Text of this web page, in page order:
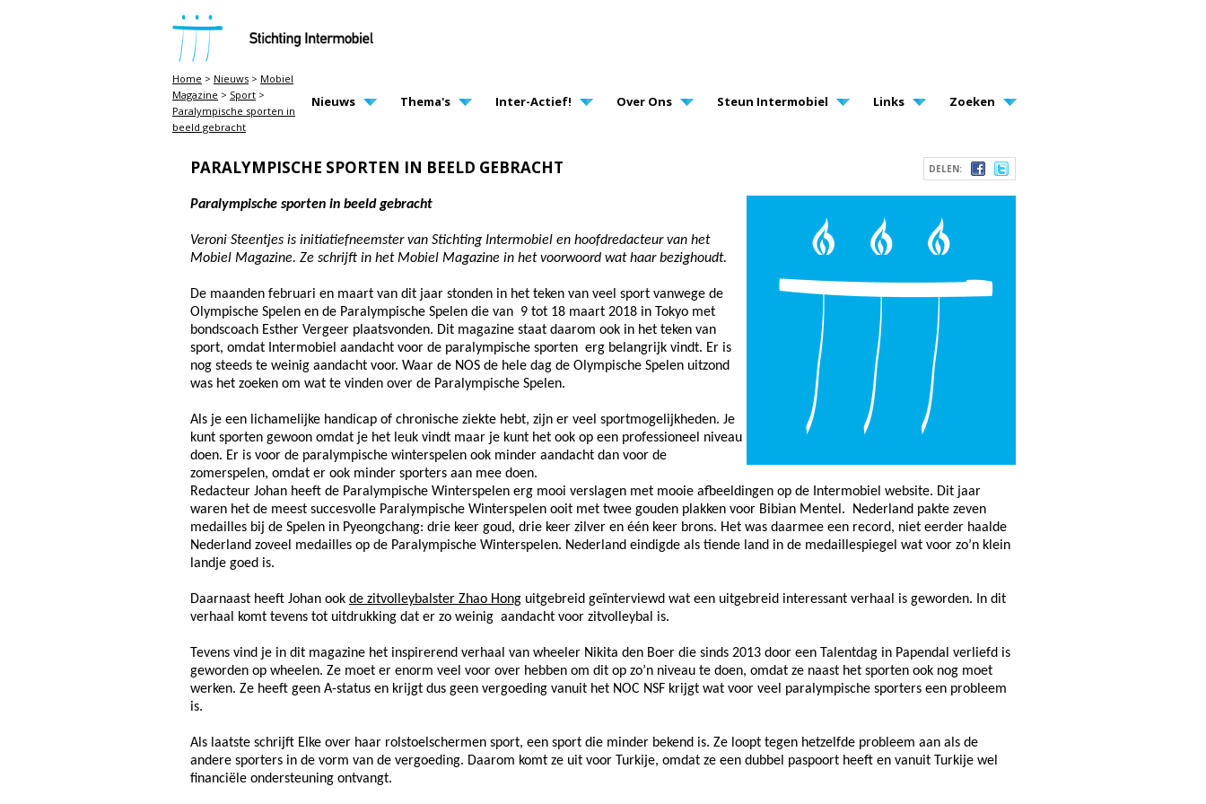
STICHTING INTERMOBIEL
MAIN PAGE NAVIGATION
Nieuws Thema's Inter-Actief! Over Ons Steun Intermobiel Links Zoeken
Home > Nieuws > Mobiel
Magazine > Sport >
Paralympische sporten in
beeld gebracht
DELEN:
PARALYMPISCHE SPORTEN IN BEELD GEBRACHT
Paralympische sporten in beeld gebracht
Veroni Steentjes is initiatiefneemster van Stichting Intermobiel en hoofdredacteur van het
Mobiel Magazine. Ze schrijft in het Mobiel Magazine in het voorwoord wat haar bezighoudt.
De maanden februari en maart van dit jaar stonden in het teken van veel sport vanwege de
Olympische Spelen en de Paralympische Spelen die van 9 tot 18 maart 2018 in Tokyo met
bondscoach Esther Vergeer plaatsvonden. Dit magazine staat daarom ook in het teken van
sport, omdat Intermobiel aandacht voor de paralympische sporten erg belangrijk vindt. Er is
nog steeds te weinig aandacht voor. Waar de NOS de hele dag de Olympische Spelen uitzond
was het zoeken om wat te vinden over de Paralympische Spelen.
Als je een lichamelijke handicap of chronische ziekte hebt, zijn er veel sportmogelijkheden. Je
kunt sporten gewoon omdat je het leuk vindt maar je kunt het ook op een professioneel niveau
doen. Er is voor de paralympische winterspelen ook minder aandacht dan voor de
zomerspelen, omdat er ook minder sporters aan mee doen.
Redacteur Johan heeft de Paralympische Winterspelen erg mooi verslagen met mooie afbeeldingen op de Intermobiel website. Dit jaar
waren het de meest succesvolle Paralympische Winterspelen ooit met twee gouden plakken voor Bibian Mentel. Nederland pakte zeven
medailles bij de Spelen in Pyeongchang: drie keer goud, drie keer zilver en één keer brons. Het was daarmee een record, niet eerder haalde
Nederland zoveel medailles op de Paralympische Winterspelen. Nederland eindigde als tiende land in de medaillespiegel wat voor zo’n klein
landje goed is.
Daarnaast heeft Johan ook de zitvolleybalster Zhao Hong uitgebreid geïnterviewd wat een uitgebreid interessant verhaal is geworden. In dit
verhaal komt tevens tot uitdrukking dat er zo weinig aandacht voor zitvolleybal is.
Tevens vind je in dit magazine het inspirerend verhaal van wheeler Nikita den Boer die sinds 2013 door een Talentdag in Papendal verliefd is
geworden op wheelen. Ze moet er enorm veel voor over hebben om dit op zo’n niveau te doen, omdat ze naast het sporten ook nog moet
werken. Ze heeft geen A-status en krijgt dus geen vergoeding vanuit het NOC NSF krijgt wat voor veel paralympische sporters een probleem
is.
Als laatste schrijft Elke over haar rolstoelschermen sport, een sport die minder bekend is. Ze loopt tegen hetzelfde probleem aan als de
andere sporters in de vorm van de vergoeding. Daarom komt ze uit voor Turkije, omdat ze een dubbel paspoort heeft en vanuit Turkije wel
financiële ondersteuning ontvangt.